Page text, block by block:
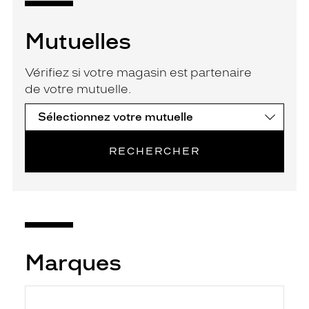
Mutuelles
Vérifiez si votre magasin est partenaire
de votre mutuelle.
RECHERCHER
Marques